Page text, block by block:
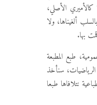
الأصلي،
ألغيناها، ولا
بها.
طبع المطبعة
الرياضيات، سنأخذ
نتلافاها طبعا